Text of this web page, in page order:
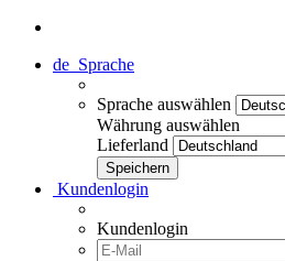
de Sprache
Sprache auswählen
Währung auswählen
Lieferland
Kundenlogin
Kundenlogin